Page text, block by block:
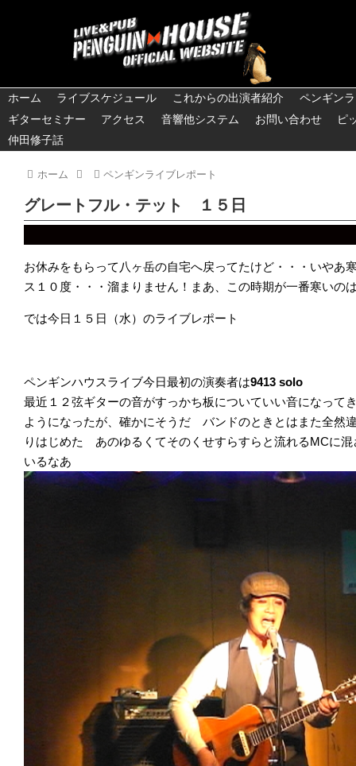
ホーム ライブスケジュール これからの出演者紹介
ペンギン
ギターセミナー
アクセス 音響他システム お問い合わせ
ピ
仲田修子話
ホーム ペンギンライブレポート
グレートフル・テット １５日
お休みをもらって八ヶ岳の自宅へ戻ってたけど・・・いや
ス１０度・・・溜まりません！まあ、この時期が一番寒いの
では今日１５日（水）のライブレポート
ペンギンハウスライブ今日最初の演奏者は9413 solo
最近１２弦ギターの音がすっかち板についていい音になって
ようになったが、確かにそうだ バンドのときとはまた全然
りはじめた あのゆるくてそのくせすらすらと流れるMCに
いるなあ